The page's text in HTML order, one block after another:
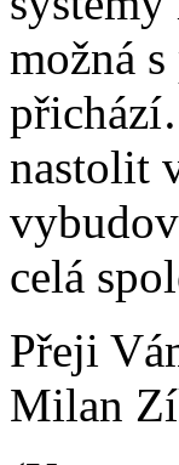
možná
nastolit
celá
Přeji
Milan